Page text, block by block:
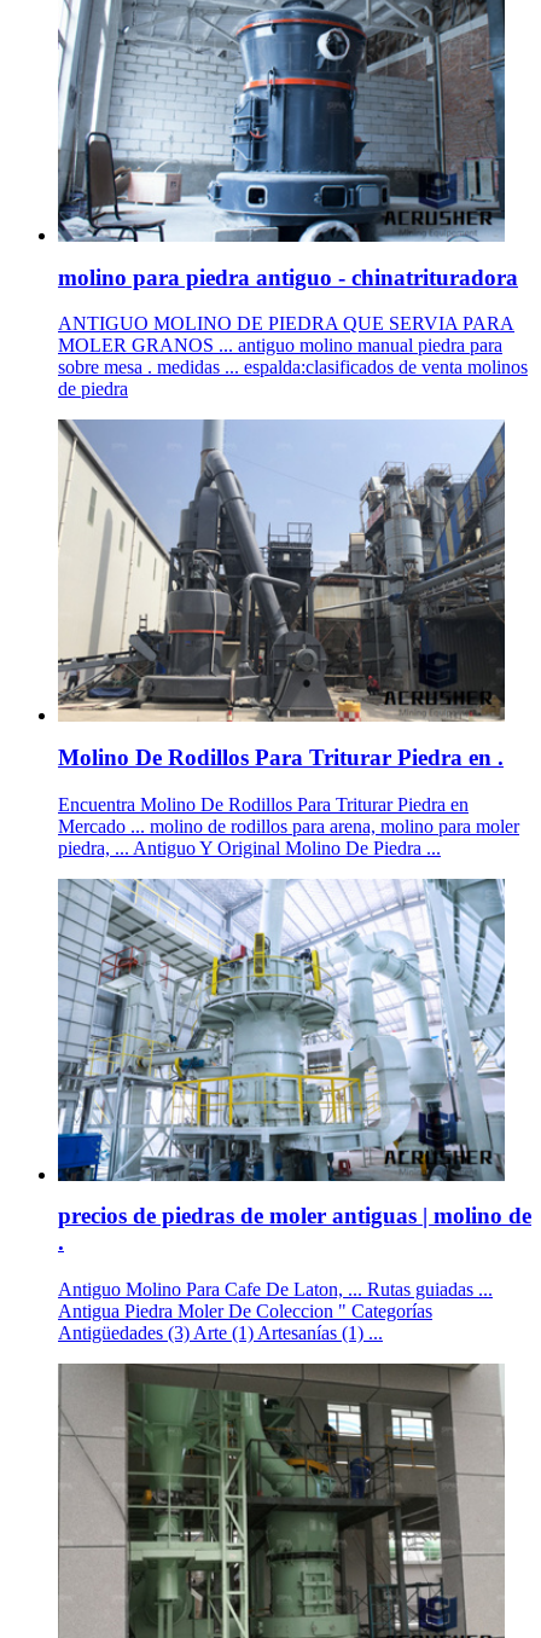
molino para piedra antiguo - chinatrituradora
ANTIGUO MOLINO DE PIEDRA QUE SERVIA PARA
MOLER GRANOS ... antiguo molino manual piedra para
sobre mesa . medidas ... espalda:clasificados de venta molinos
de piedra
Molino De Rodillos Para Triturar Piedra en .
Encuentra Molino De Rodillos Para Triturar Piedra en
Mercado ... molino de rodillos para arena, molino para moler
piedra, ... Antiguo Y Original Molino De Piedra ...
precios de piedras de moler antiguas | molino de
.
Antiguo Molino Para Cafe De Laton, ... Rutas guiadas ...
Antigua Piedra Moler De Coleccion " Categorías
Antigüedades (3) Arte (1) Artesanías (1) ...